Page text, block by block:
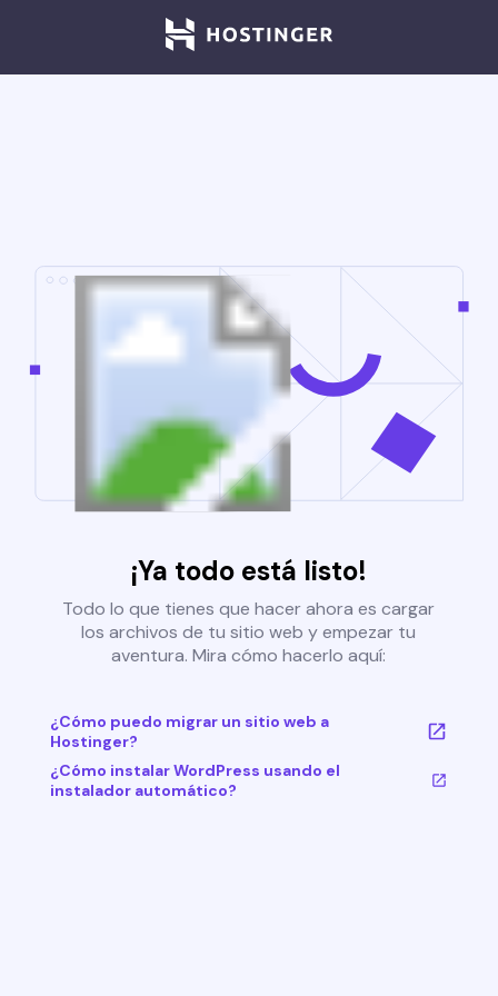
¡Ya todo está listo!
Todo lo que tienes que hacer ahora es cargar
los archivos de tu sitio web y empezar tu
aventura. Mira cómo hacerlo aquí:
¿Cómo puedo migrar un sitio web a
Hostinger?
¿Cómo instalar WordPress usando el
instalador automático?